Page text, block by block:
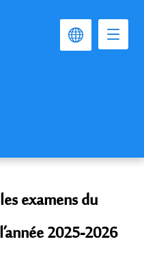
examens du
2025-2026